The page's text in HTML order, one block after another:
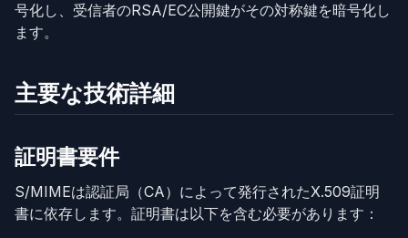
号化し、受信者のRSA/EC公開鍵がその対称鍵を暗号化し
ます。
主要な技術詳細
証明書要件
S/MIMEは認証局（CA）によって発行されたX.509証明
書に依存します。証明書は以下を含む必要があります：